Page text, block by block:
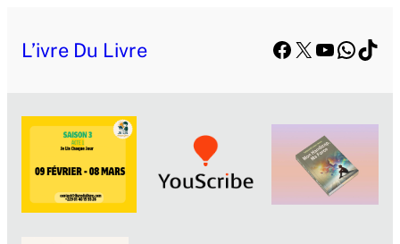
L’ivre Du Livre Facebook
X YouTube